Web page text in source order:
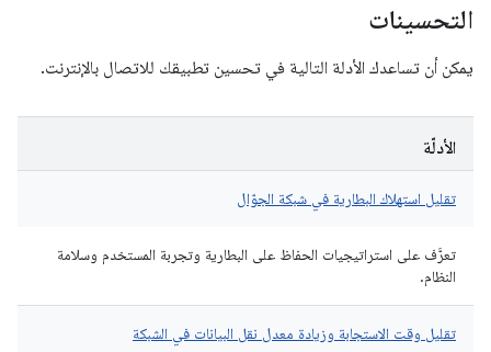
التحسينات
يمكن أن تساعدك الأدلة التالية في تحسين تطبيقك للاتصال بالإنترنت.
الأدلّة
تقليل استهلاك البطارية في شبكة الجوّال
تعرَّف على استراتيجيات الحفاظ على البطارية وتجربة المستخدم وسلامة
النظام.
تقليل وقت الاستجابة وزيادة معدل نقل البيانات في الشبكة